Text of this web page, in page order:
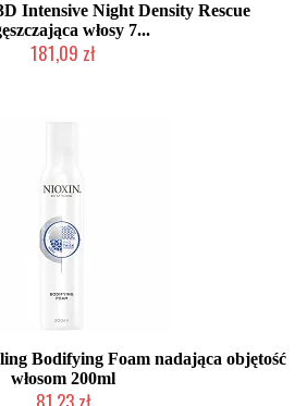
Intensive Night Density Rescue
włosy 7...
181,09 zł
Bodifying Foam nadająca objętość
włosom 200ml